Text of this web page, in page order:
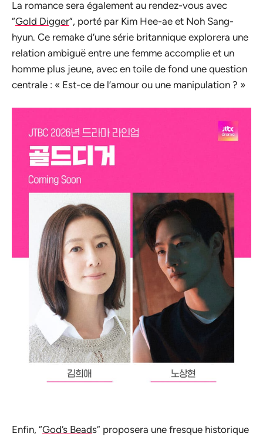
La romance sera également au rendez-vous avec
“Gold Digger”, porté par Kim Hee-ae et Noh Sang-
hyun. Ce remake d’une série britannique explorera une
relation ambiguë entre une femme accomplie et un
homme plus jeune, avec en toile de fond une question
centrale : « Est-ce de l’amour ou une manipulation ? »
Enfin, “God’s Beads” proposera une fresque historique